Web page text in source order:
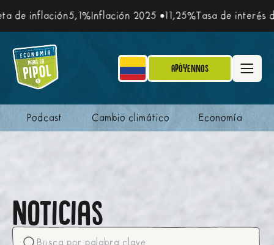
5,1%Inflación 2025 11,25%Tasa de interés de
Apóyennos
Podcast Cambio climático Economía
Noticias